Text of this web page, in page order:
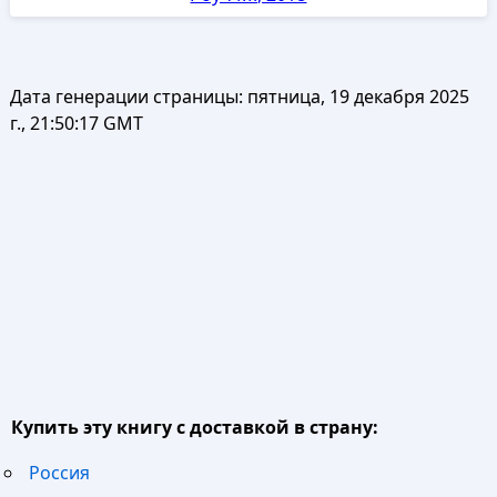
Дата генерации страницы: пятница, 19 декабря 2025
г., 21:50:17 GMT
Купить эту книгу с доставкой в страну:
Россия